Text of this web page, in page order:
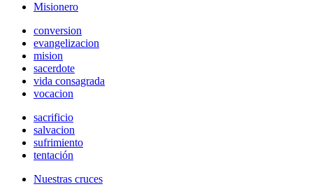
Misionero
conversion
evangelizacion
mision
sacerdote
vida consagrada
vocacion
sacrificio
salvacion
sufrimiento
tentación
Nuestras cruces